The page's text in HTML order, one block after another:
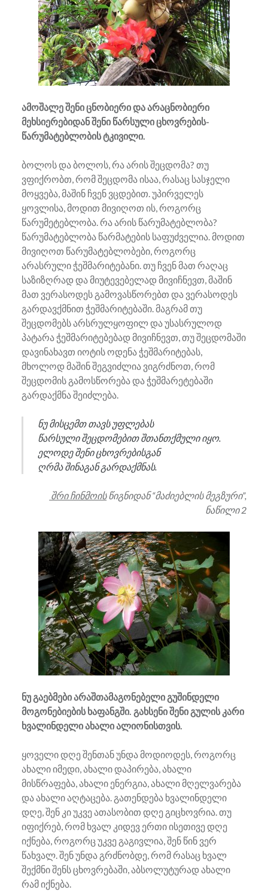
ამოშალე შენი ცნობიერი და არაცნობიერი
მეხსიერებიდან შენი წარსული ცხოვრების-
წარუმატებლობის ტკივილი.
ბოლოს და ბოლოს, რა არის შეცდომა? თუ
ვფიქრობთ, რომ შეცდომა ისაა, რასაც სასჯელი
მოყვება, მაშინ ჩვენ ვცდებით. უპირველეს
ყოვლისა, მოდით მივიღოთ ის, როგორც
წარუმეტებლობა. რა არის წარუმატებლობა?
წარუმატებლობა წარმატების საფუძველია. მოდით
მივიღოთ წარუმატებლობები, როგორც
არასრული ჭეშმარიტებანი. თუ ჩვენ მათ რაღაც
საზიზღრად და მიუტევებელად მივიჩნევთ, მაშინ
მათ ვერასოდეს გამოვასწორებთ და ვერასოდეს
გარდავქმნით ჭეშმარიტებაში. მაგრამ თუ
შეცდომებს არსრულყოფილ და უსასრულოდ
პატარა ჭეშმარიტებებად მივიჩნევთ, თუ შეცდომაში
დავინახავთ იოტის ოდენა ჭეშმარიტებას,
მხოლოდ მაშინ შეგვიძლია ვიგრძნოთ, რომ
შეცდომის გამოსწორება და ჭეშმარეტებაში
გარდაქმნა შეიძლება.
ნუ მისცემთ თავს უფლებას
წარსული შეცდომებით შთანთქმული იყო.
ელოდე შენი ცხოვრებისგან
ღრმა შინაგან გარდაქმნას.
შრი ჩინმოისწიგნიდან “მაძიებლის მეგზური”,
ნაწილი 2
ნუ გაებმები არაშთამაგონებელი გუშინდელი
მოგონებიების ხაფანგში. გახსენი შენი გულის კარი
ხვალინდელი ახალი ალიონისთვის.
ყოველი დღე შენთან უნდა მოდიოდეს, როგორც
ახალი იმედი, ახალი დაპირება, ახალი
მისწრაფება, ახალი ენერგია, ახალი მღელვარება
და ახალი აღტაცება. გათენდება ხვალინდელი
დღე, შენ კი უკვე ათასობით დღე გიცხოვრია. თუ
იფიქრებ, რომ ხვალ კიდევ ერთი ისეთივე დღე
იქნება, როგორც უკვე გაგივლია, შენ წინ ვერ
წახვალ. შენ უნდა გრძნობდე, რომ რასაც ხვალ
შექმნი შენს ცხოვრებაში, აბსოლუტურად ახალი
რამ იქნება.